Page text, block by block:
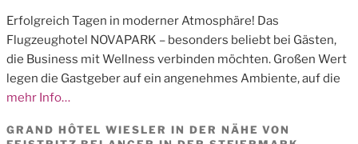
Erfolgreich Tagen in moderner Atmosphäre! Das
Flugzeughotel NOVAPARK – besonders beliebt bei Gästen,
die Business mit Wellness verbinden möchten. Großen Wert
legen die Gastgeber auf ein angenehmes Ambiente, auf die
mehr Info…
GRAND HÔTEL WIESLER IN DER NÄHE VON